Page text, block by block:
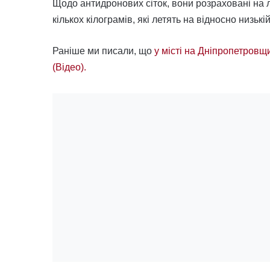
Щодо антидронових сіток, вони розраховані на
кількох кілограмів, які летять на відносно
Раніше ми писали, що у місті на
(Відео).